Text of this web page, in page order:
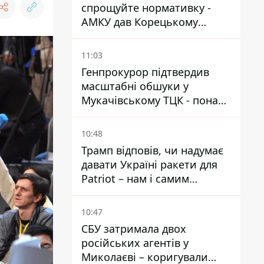
спрощуйте нормативку -
АМКУ дав Корецькому
поради щодо зниження цін
на пальне
11:03
Генпрокурор підтвердив
масштабні обшуки у
Мукачівському ТЦК - понад
1,5 тисячі списаних з
військового обліку за
10:48
Трамп відповів, чи надумає
давати Україні ракети для
Patriot – нам і самим
потрібні
10:47
СБУ затримала двох
російських агентів у
Миколаєві – коригували